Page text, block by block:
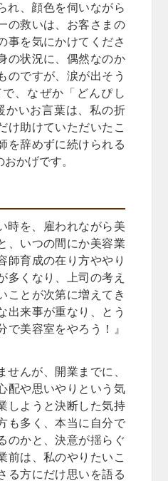
れ、顔色を伺いながら
の救いは、お客さまの
事を気にかけてくださ
の状況に、偶然なのか
のですが、涙が出そう
、なぜか「どんぴし
かいお言葉は、私の折
け助けていただいたこ
を辞めずに続けられる
かげです。
時を、雇われながら美
、いつの間にか美容業
師育成の在り方ややり
多くなり、上司の考え
ことが次第に増えてき
出来事が重なり、とう
で美容室をやろう！』
せんが、開業までに、
配や思いやりという気
しようと決断した気持
も多く、本当に自分で
のかと、決意が揺らぐ
前は、私のやりたいこ
る方にだけ思いを語る